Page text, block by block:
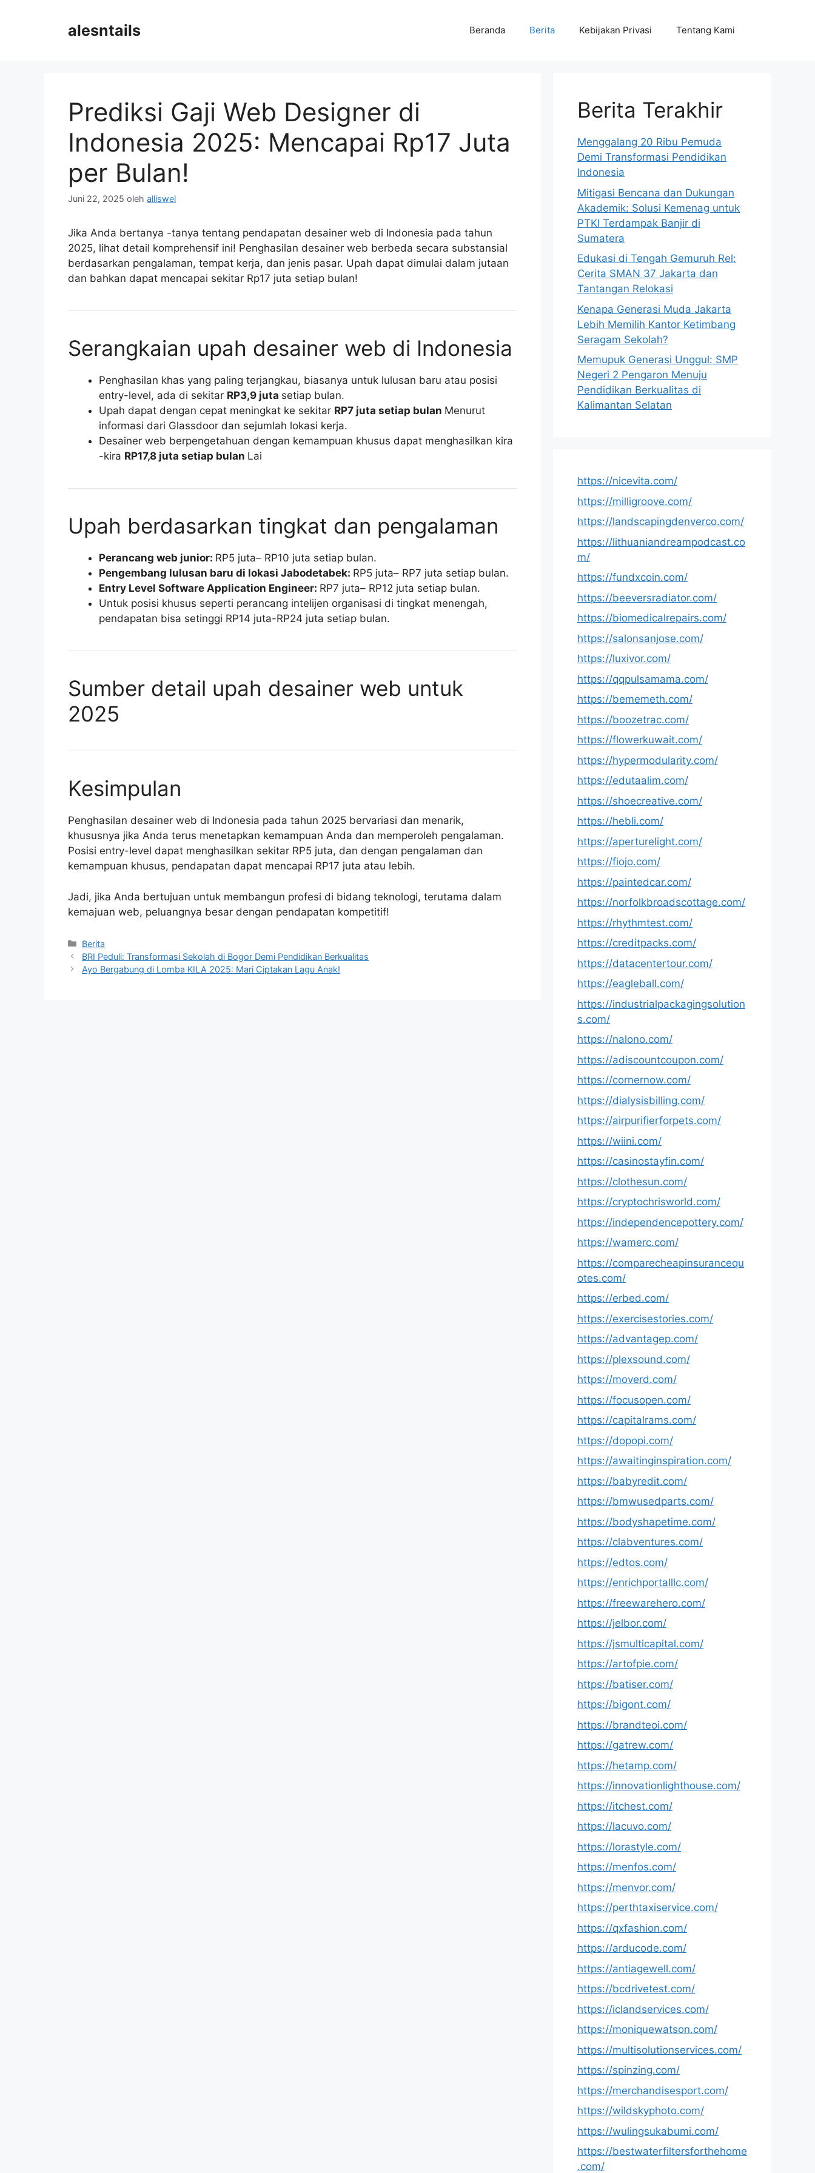
alesntails Beranda Berita Kebijakan Privasi Tentang Kami
Prediksi Gaji Web Designer di
Indonesia 2025: Mencapai Rp17 Juta
per Bulan!
Juni 22, 2025 oleh alliswel
Jika Anda bertanya -tanya tentang pendapatan desainer web di Indonesia pada tahun
2025, lihat detail komprehensif ini! Penghasilan desainer web berbeda secara substansial
berdasarkan pengalaman, tempat kerja, dan jenis pasar. Upah dapat dimulai dalam jutaan
dan bahkan dapat mencapai sekitar Rp17 juta setiap bulan!
Serangkaian upah desainer web di Indonesia
Penghasilan khas yang paling terjangkau, biasanya untuk lulusan baru atau posisi
entry-level, ada di sekitar RP3,9 juta setiap bulan.
Upah dapat dengan cepat meningkat ke sekitar RP7 juta setiap bulan Menurut
informasi dari Glassdoor dan sejumlah lokasi kerja.
Desainer web berpengetahuan dengan kemampuan khusus dapat menghasilkan kira
-kira RP17,8 juta setiap bulan Lai
Upah berdasarkan tingkat dan pengalaman
Perancang web junior: RP5 juta– RP10 juta setiap bulan.
Pengembang lulusan baru di lokasi Jabodetabek: RP5 juta– RP7 juta setiap bulan.
Entry Level Software Application Engineer: RP7 juta– RP12 juta setiap bulan.
Untuk posisi khusus seperti perancang intelijen organisasi di tingkat menengah,
pendapatan bisa setinggi RP14 juta-RP24 juta setiap bulan.
Sumber detail upah desainer web untuk
2025
Kesimpulan
Penghasilan desainer web di Indonesia pada tahun 2025 bervariasi dan menarik,
khususnya jika Anda terus menetapkan kemampuan Anda dan memperoleh pengalaman.
Posisi entry-level dapat menghasilkan sekitar RP5 juta, dan dengan pengalaman dan
kemampuan khusus, pendapatan dapat mencapai RP17 juta atau lebih.
Jadi, jika Anda bertujuan untuk membangun profesi di bidang teknologi, terutama dalam
kemajuan web, peluangnya besar dengan pendapatan kompetitif!
Kategori
Berita
BRI Peduli: Transformasi Sekolah di Bogor Demi Pendidikan Berkualitas
Ayo Bergabung di Lomba KILA 2025: Mari Ciptakan Lagu Anak!
Berita Terakhir
Menggalang 20 Ribu Pemuda
Demi Transformasi Pendidikan
Indonesia
Mitigasi Bencana dan Dukungan
Akademik: Solusi Kemenag untuk
PTKI Terdampak Banjir di
Sumatera
Edukasi di Tengah Gemuruh Rel:
Cerita SMAN 37 Jakarta dan
Tantangan Relokasi
Kenapa Generasi Muda Jakarta
Lebih Memilih Kantor Ketimbang
Seragam Sekolah?
Memupuk Generasi Unggul: SMP
Negeri 2 Pengaron Menuju
Pendidikan Berkualitas di
Kalimantan Selatan
https://nicevita.com/
https://milligroove.com/
https://landscapingdenverco.com/
https://lithuaniandreampodcast.co
m/
https://fundxcoin.com/
https://beeversradiator.com/
https://biomedicalrepairs.com/
https://salonsanjose.com/
https://luxivor.com/
https://qqpulsamama.com/
https://bememeth.com/
https://boozetrac.com/
https://flowerkuwait.com/
https://hypermodularity.com/
https://edutaalim.com/
https://shoecreative.com/
https://hebli.com/
https://aperturelight.com/
https://fiojo.com/
https://paintedcar.com/
https://norfolkbroadscottage.com/
https://rhythmtest.com/
https://creditpacks.com/
https://datacentertour.com/
https://eagleball.com/
https://industrialpackagingsolution
s.com/
https://nalono.com/
https://adiscountcoupon.com/
https://cornernow.com/
https://dialysisbilling.com/
https://airpurifierforpets.com/
https://wiini.com/
https://casinostayfin.com/
https://clothesun.com/
https://cryptochrisworld.com/
https://independencepottery.com/
https://wamerc.com/
https://comparecheapinsurancequ
otes.com/
https://erbed.com/
https://exercisestories.com/
https://advantagep.com/
https://plexsound.com/
https://moverd.com/
https://focusopen.com/
https://capitalrams.com/
https://dopopi.com/
https://awaitinginspiration.com/
https://babyredit.com/
https://bmwusedparts.com/
https://bodyshapetime.com/
https://clabventures.com/
https://edtos.com/
https://enrichportalllc.com/
https://freewarehero.com/
https://jelbor.com/
https://jsmulticapital.com/
https://artofpie.com/
https://batiser.com/
https://bigont.com/
https://brandteoi.com/
https://gatrew.com/
https://hetamp.com/
https://innovationlighthouse.com/
https://itchest.com/
https://lacuvo.com/
https://lorastyle.com/
https://menfos.com/
https://menvor.com/
https://perthtaxiservice.com/
https://qxfashion.com/
https://arducode.com/
https://antiagewell.com/
https://bcdrivetest.com/
https://iclandservices.com/
https://moniquewatson.com/
https://multisolutionservices.com/
https://spinzing.com/
https://merchandisesport.com/
https://wildskyphoto.com/
https://wulingsukabumi.com/
https://bestwaterfiltersforthehome
.com/